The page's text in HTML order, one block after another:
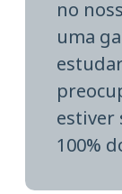
no
uma
estiver
100%